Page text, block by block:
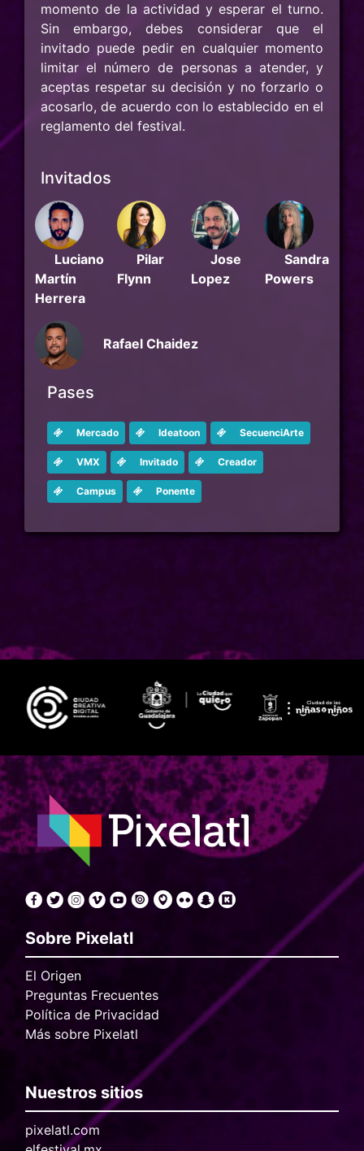
momento de la actividad y esperar el turno.
Sin embargo, debes considerar que el
invitado puede pedir en cualquier momento
limitar el número de personas a atender, y
aceptas respetar su decisión y no forzarlo o
acosarlo, de acuerdo con lo establecido en el
reglamento del festival.
Invitados
Luciano
Martín
Herrera
Pilar
Flynn
Jose
Lopez
Sandra
Powers
Rafael Chaidez
Pases
Mercado Ideatoon SecuenciArte
VMX Invitado Creador
Campus Ponente
Sobre Pixelatl
El Origen
Preguntas Frecuentes
Política de Privacidad
Más sobre Pixelatl
Nuestros sitios
pixelatl.com